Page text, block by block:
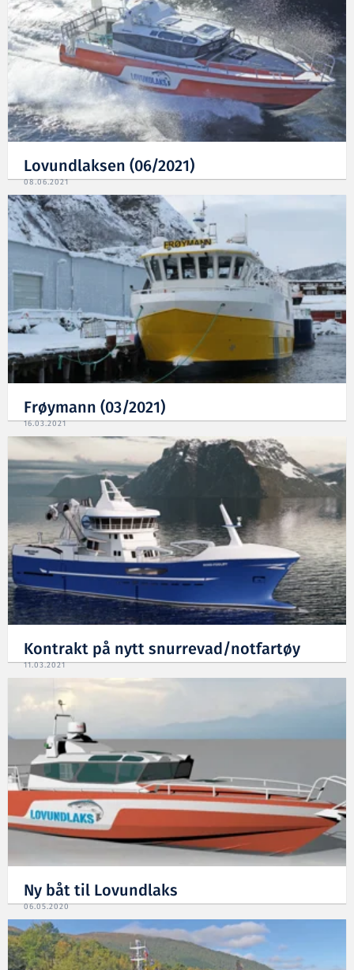
Lovundlaksen (06/2021)
08.06.2021
Frøymann (03/2021)
16.03.2021
Kontrakt på nytt snurrevad/notfartøy
11.03.2021
Ny båt til Lovundlaks
06.05.2020